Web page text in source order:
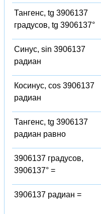
Тангенс, tg 3906137
градусов, tg 3906137°
Синус, sin 3906137
радиан
Косинус, cos 3906137
радиан
Тангенс, tg 3906137
радиан равно
3906137 градусов,
3906137° =
3906137 радиан =